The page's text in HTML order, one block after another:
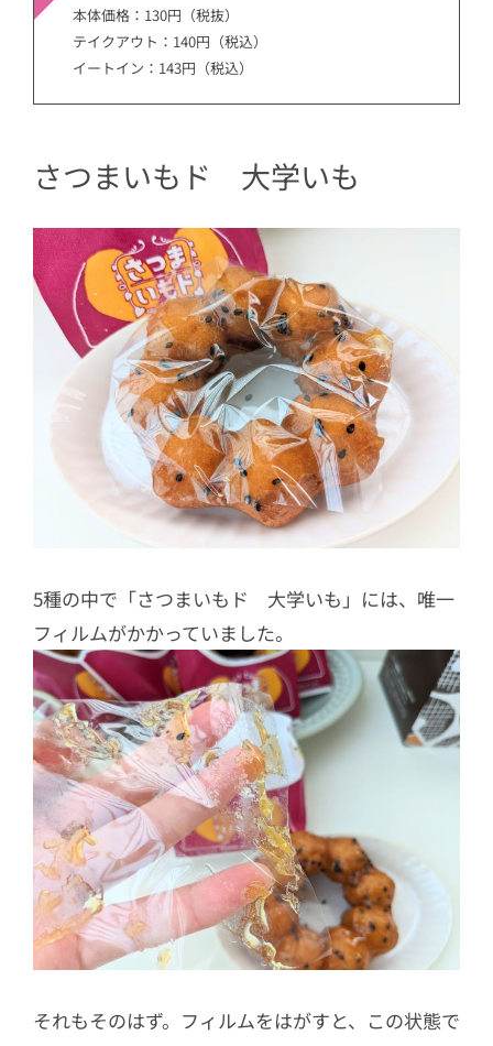
本体価格：130円（税抜）
テイクアウト：140円（税込）
イートイン：143円（税込）
さつまいもド 大学いも
5種の中で「さつまいもド 大学いも」には、唯一
フィルムがかかっていました。
それもそのはず。フィルムをはがすと、この状態で